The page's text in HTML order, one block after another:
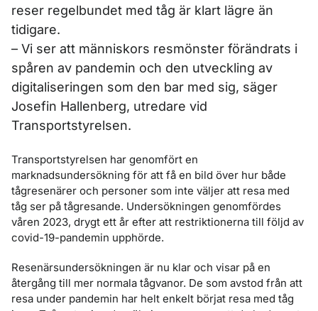
reser regelbundet med tåg är klart lägre än
tidigare.
– Vi ser att människors resmönster förändrats i
spåren av pandemin och den utveckling av
digitaliseringen som den bar med sig, säger
Josefin Hallenberg, utredare vid
Transportstyrelsen.
Transportstyrelsen har genomfört en
marknadsundersökning för att få en bild över hur både
tågresenärer och personer som inte väljer att resa med
tåg ser på tågresande. Undersökningen genomfördes
våren 2023, drygt ett år efter att restriktionerna till följd av
covid-19-pandemin upphörde.
Resenärsundersökningen är nu klar och visar på en
återgång till mer normala tågvanor. De som avstod från att
resa under pandemin har helt enkelt börjat resa med tåg